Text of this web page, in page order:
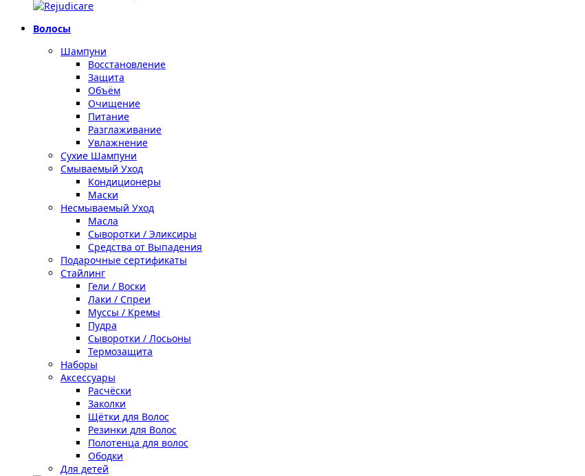
Волосы
Шампуни
Восстановление
Защита
Объём
Очищение
Питание
Разглаживание
Увлажнение
Сухие Шампуни
Смываемый Уход
Кондиционеры
Маски
Несмываемый Уход
Масла
Сыворотки / Эликсиры
Средства от Выпадения
Подарочные сертификаты
Стайлинг
Гели / Воски
Лаки / Спреи
Муссы / Кремы
Пудра
Сыворотки / Лосьоны
Термозащита
Наборы
Аксессуары
Расчёски
Заколки
Щётки для Волос
Резинки для Волос
Полотенца для волос
Ободки
Для детей